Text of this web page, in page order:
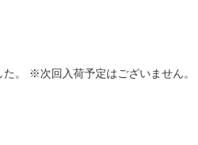
た。 ※次回入荷予定はございません。